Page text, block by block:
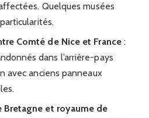
Quelques musées
Comté de Nice et France:
dans l’arrière-pays
avec anciens panneaux
Bretagne et royaume de